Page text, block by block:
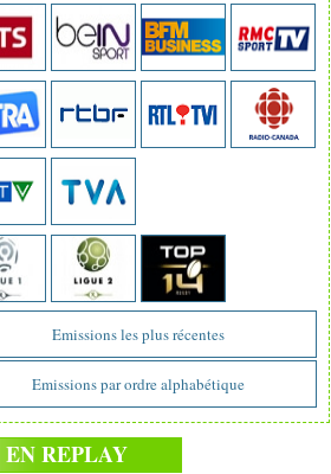
Emissions les plus récentes
Emissions par ordre alphabétique
REPLAY